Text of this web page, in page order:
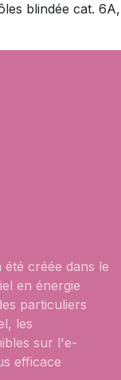
blindée cat. 6A,
été créée dans le
en énergie
particuliers
les
sur l'e-
efficace